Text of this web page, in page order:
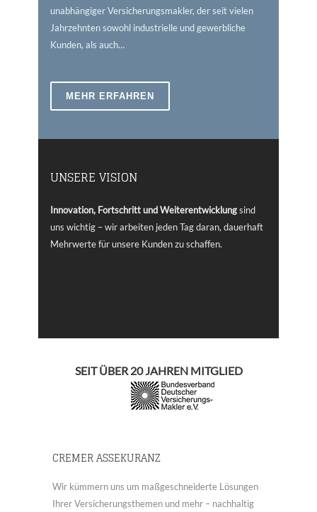
unabhängiger Versicherungsmakler, der seit vielen
Jahrzehnten sowohl industrielle und gewerbliche
Kunden, als auch…
MEHR ERFAHREN
UNSERE VISION
Innovation, Fortschritt und Weiterentwicklungsind
uns wichtig – wir arbeiten jeden Tag daran, dauerhaft
Mehrwerte für unsere Kunden zu schaffen.
SEIT ÜBER 20 JAHREN MITGLIED
CREMER ASSEKURANZ
Wir kümmern uns um maßgeschneiderte Lösungen
Ihrer Versicherungsthemen und mehr – nachhaltig